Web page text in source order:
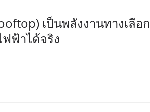
เป็นพลังงานทางเลือก
ฟ้าได้จริง